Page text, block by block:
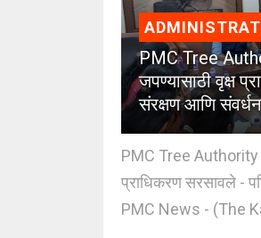
PMC Tree
जपण्यासाठी वृक्ष
संरक्षण आणि
PMC Tree Authority |
प्राधिकरण सरसावले -
PMC News - (The